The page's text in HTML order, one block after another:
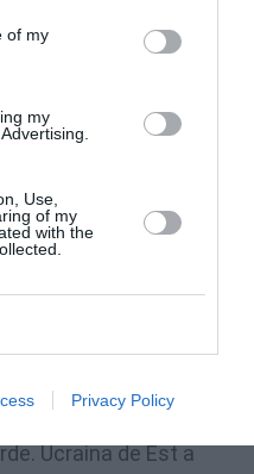
of my
my
Use,
of my
with the
Privacy Policy
stricte.
Şi trebuie să
conservatoare
faptul că
a fost mai protejat,
nu a fost supus
e interesată să
Ucraina de Est a